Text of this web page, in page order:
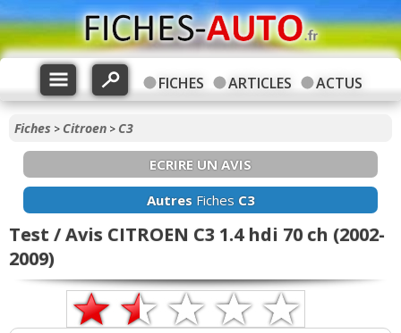
FICHES ARTICLES ACTUS
Fiches > Citroen > C3
ECRIRE UN AVIS
AutresFiches C3
Test / Avis CITROEN C3 1.4 hdi 70 ch (2002-
2009)